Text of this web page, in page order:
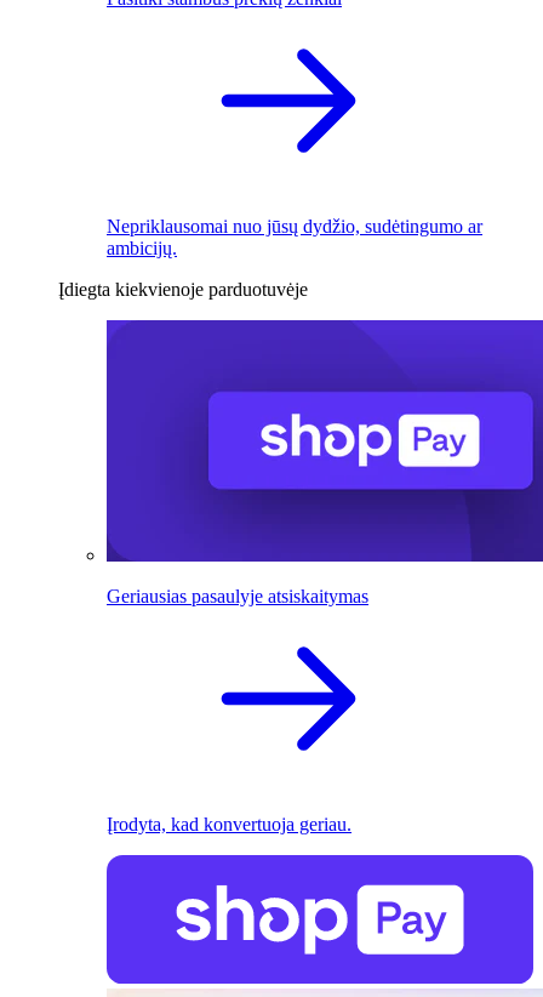
Nepriklausomai nuo jūsų dydžio, sudėtingumo ar
ambicijų.
Įdiegta kiekvienoje parduotuvėje
Geriausias pasaulyje atsiskaitymas
Įrodyta, kad konvertuoja geriau.